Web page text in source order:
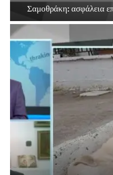
Σαμοθράκη: ασφάλεια